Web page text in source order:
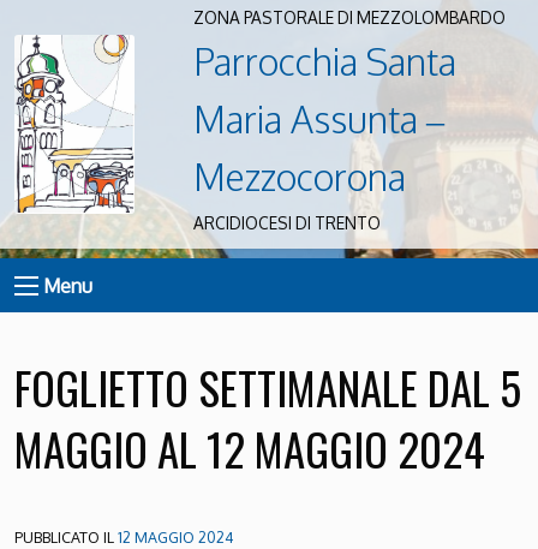
ZONA PASTORALE DI MEZZOLOMBARDO
Parrocchia Santa
Maria Assunta –
Mezzocorona
ARCIDIOCESI DI TRENTO
Menu
FOGLIETTO SETTIMANALE DAL 5
MAGGIO AL 12 MAGGIO 2024
PUBBLICATO IL12 MAGGIO 2024